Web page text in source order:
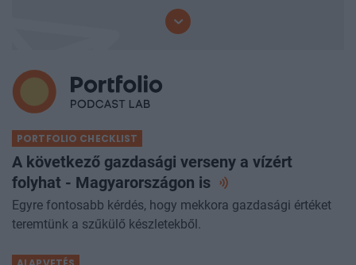
PORTFOLIO CHECKLIST
A következő gazdasági verseny a vízért
folyhat - Magyarországon is
Egyre fontosabb kérdés, hogy mekkora gazdasági értéket
teremtünk a szűkülő készletekből.